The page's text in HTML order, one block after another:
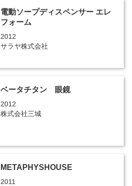
電動ソープディスペンサー エレ
フォーム
2012
サラヤ株式会社
ベータチタン 眼鏡
2012
株式会社三城
METAPHYSHOUSE
2011